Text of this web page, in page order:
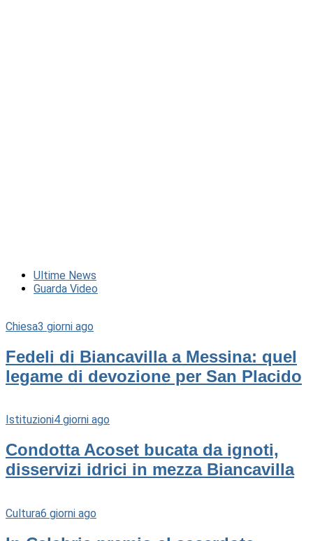
Ultime News
Guarda Video
Chiesa3 giorni ago
Fedeli di Biancavilla a Messina: quel
legame di devozione per San Placido
Istituzioni4 giorni ago
Condotta Acoset bucata da ignoti,
disservizi idrici in mezza Biancavilla
Cultura6 giorni ago